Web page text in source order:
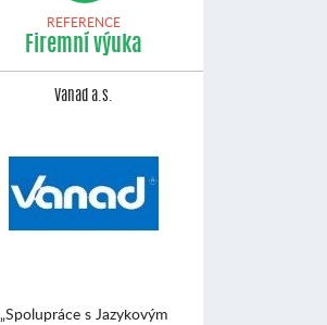
REFERENCE
Firemní výuka
Vanad a.s.
„Spolupráce s Jazykovým